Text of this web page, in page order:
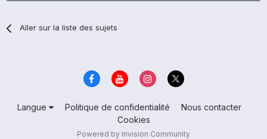
Aller sur la liste des sujets
Langue Politique de confidentialité
Nous contacter
Cookies
Powered by Invision Community